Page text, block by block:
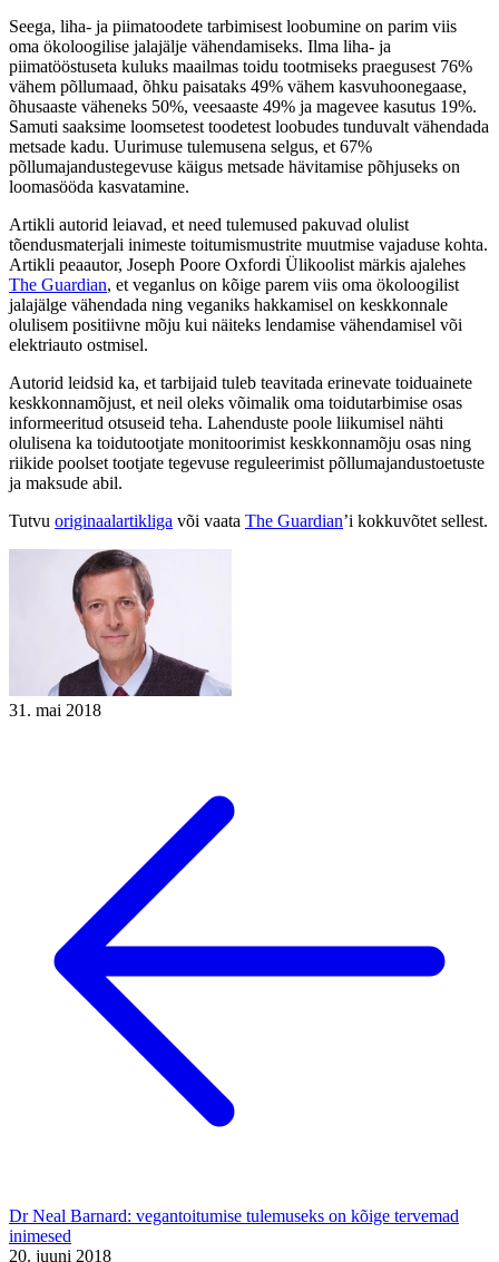
Seega, liha- ja piimatoodete tarbimisest loobumine on parim viis
oma ökoloogilise jalajälje vähendamiseks. Ilma liha- ja
piimatööstuseta kuluks maailmas toidu tootmiseks praegusest 76%
vähem põllumaad, õhku paisataks 49% vähem kasvuhoonegaase,
õhusaaste väheneks 50%, veesaaste 49% ja magevee kasutus 19%.
Samuti saaksime loomsetest toodetest loobudes tunduvalt vähendada
metsade kadu. Uurimuse tulemusena selgus, et 67%
põllumajandustegevuse käigus metsade hävitamise põhjuseks on
loomasööda kasvatamine.
Artikli autorid leiavad, et need tulemused pakuvad olulist
tõendusmaterjali inimeste toitumismustrite muutmise vajaduse kohta.
Artikli peaautor, Joseph Poore Oxfordi Ülikoolist märkis ajalehes
The Guardian, et veganlus on kõige parem viis oma ökoloogilist
jalajälge vähendada ning veganiks hakkamisel on keskkonnale
olulisem positiivne mõju kui näiteks lendamise vähendamisel või
elektriauto ostmisel.
Autorid leidsid ka, et tarbijaid tuleb teavitada erinevate toiduainete
keskkonnamõjust, et neil oleks võimalik oma toidutarbimise osas
informeeritud otsuseid teha. Lahenduste poole liikumisel nähti
olulisena ka toidutootjate monitoorimist keskkonnamõju osas ning
riikide poolset tootjate tegevuse reguleerimist põllumajandustoetuste
ja maksude abil.
Tutvu originaalartikliga või vaata The Guardian’i kokkuvõtet sellest.
31. mai 2018
Dr Neal Barnard: vegantoitumise tulemuseks on kõige tervemad
inimesed
20. juuni 2018